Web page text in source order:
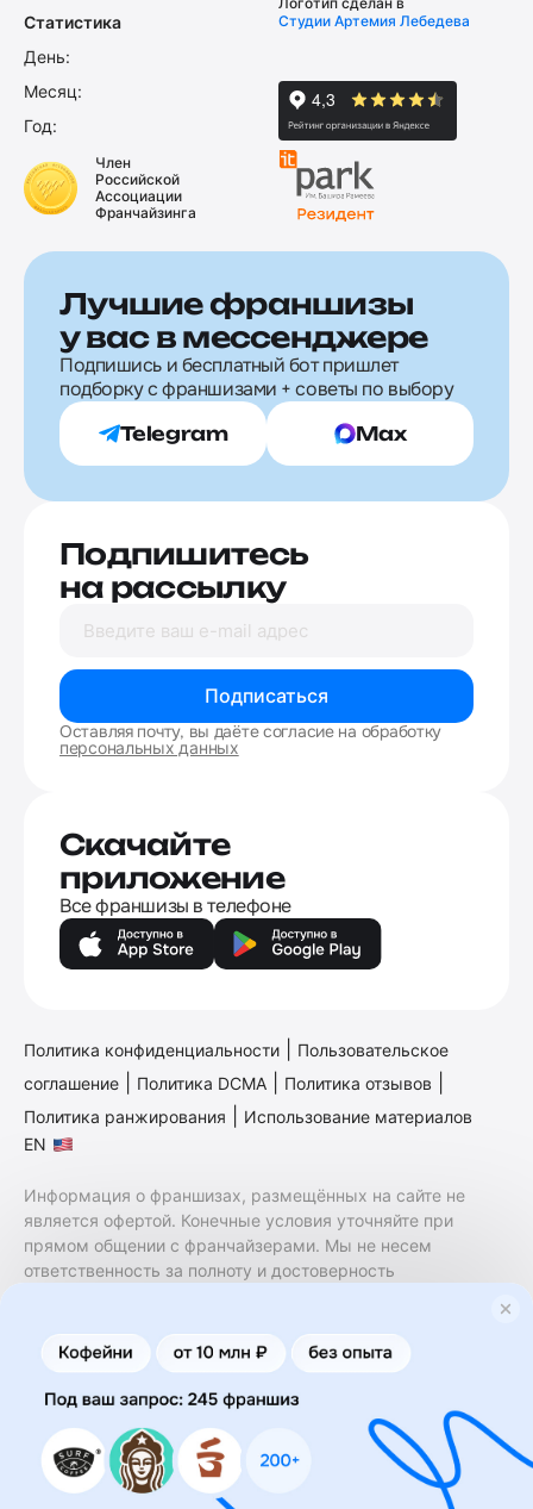
Статистика
День:
Месяц:
Год:
Студии Артемия Лебедева
Член
Российской
Ассоциации
Франчайзинга
Лучшие франшизы
у вас в мессенджере
Подпишись и бесплатный бот пришлет
подборку с франшизами + советы по выбору
Telegram Max
Подпишитесь
на рассылку
Подписаться
Оставляя почту, вы даёте согласие на обработку
персональных данных
Скачайте
приложение
Все франшизы в телефоне
Политика конфиденциальности
Пользовательское
соглашение
Политика DCMA Политика отзывов
Политика ранжирования
Использование материалов
EN
Информация о франшизах, размещённых на сайте не
является офертой. Конечные условия уточняйте при
прямом общении с франчайзерами. Мы не несем
ответственность за полноту и достоверность
финансовые услуги. Заключение договоров
коммерческой концессии (франчайзинга) осуществляется
правообладателями/их представителями. Бизнесменс.ру
не является посредником или представителем
правообладателя и не несет ответственность за условия
предоставления франшизы и действия лиц,
осуществленные на основании информации, имеющейся